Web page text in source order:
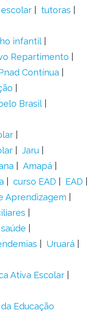
tutoras
infantil
Repartimento
Contínua
Brasil
Jaru
Amapá
curso EAD
EAD
Aprendizagem
Uruará
Ativa Escolar
Educação